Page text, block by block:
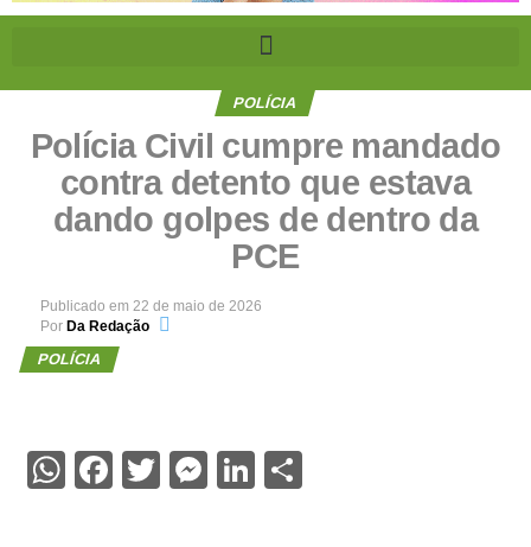
POLÍCIA
Polícia Civil cumpre mandado
contra detento que estava
dando golpes de dentro da
PCE
Publicado em 22 de maio de 2026
Por Da Redação
POLÍCIA
WhatsApp
Facebook
Twitter
Messenger
LinkedIn
Share